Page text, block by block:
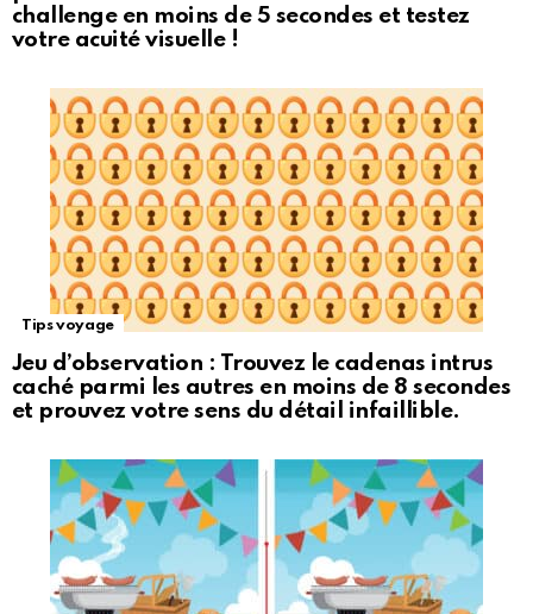
challenge en moins de 5 secondes et testez
votre acuité visuelle !
Tips voyage
Jeu d’observation : Trouvez le cadenas intrus
caché parmi les autres en moins de 8 secondes
et prouvez votre sens du détail infaillible.